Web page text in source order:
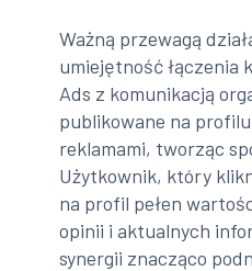
Ważną przewagą
umiejętność łączenia
Ads z komunikacją
publikowane na profilu
reklamami, tworząc
Użytkownik, który
na profil pełen
opinii i aktualnych
synergii znacząco